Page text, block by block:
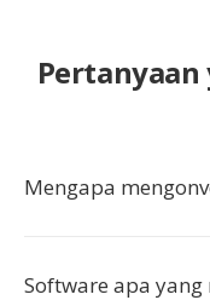
Pertanyaan
Mengapa
Software apa yang